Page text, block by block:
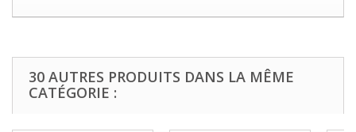
30 AUTRES PRODUITS DANS LA MÊME
CATÉGORIE :